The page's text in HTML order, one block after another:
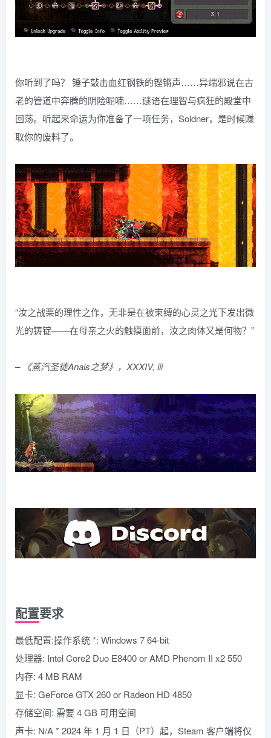
你听到了吗？ 锤子敲击血红钢铁的铿锵声……异端邪说在古
老的管道中奔腾的阴险呢喃……谜语在理智与疯狂的殿堂中
回荡。听起来命运为你准备了一项任务，Soldner，是时候赚
取你的废料了。
“汝之战栗的理性之作，无非是在被束缚的心灵之光下发出微
光的铸锭——在母亲之火的触摸面前，汝之肉体又是何物？”
– 《蒸汽圣徒Anais之梦》，XXXIV, iii
配置要求
最低配置:操作系统 *: Windows 7 64-bit
处理器: Intel Core2 Duo E8400 or AMD Phenom II x2 550
内存: 4 MB RAM
显卡: GeForce GTX 260 or Radeon HD 4850
存储空间: 需要 4 GB 可用空间
声卡: N/A * 2024 年 1 月 1 日（PT）起，Steam 客户端将仅